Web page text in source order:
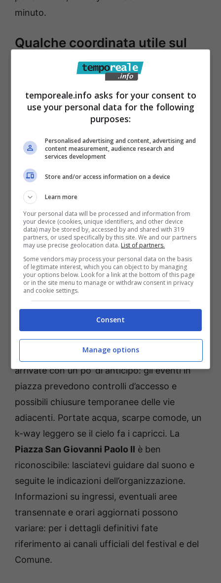
minuto.
Qualche coordinata utile sul
conosciamo dai tempi di Paola & Chiara, con
un gusto per i ritornelli che funzionano dal
canto, parlato, battute al volo con la folla; il
suo set di solito alterna energia e memoria.
Samurai Jay arriva con l’urgenza dei nuovi,
melodie dirette e un approccio che parla alle
generazioni connesse. Tre registri che, messi
in fila, raccontano bene l’idea del festival: un
tour estivoche unisce epoche e linguaggi
senza farne una gara.
Come seguire la diretta e
vivere la piazza
Se siete lontani, ladirettaparte alle 21.00 su
(canale66). Se siete in zona,
arrivate con un po’ di anticipo: gli eventi in
piazza prevedono controlli d’accesso e
possibili chiusure temporanee delle vie
adiacenti. Portate acqua, scarpe comode, un
k-way leggero se il cielo fa i capricci. La
Piazza San Giovanni Paolo II è ben
riconoscibile: lasciatevi guidare dal suono e
seguite le indicazioni dell’organizzazione.
Informazioni su ingressi, eventuali aree
transennate e orari aggiornati possono
variare: per i dettagli definitivi fate
riferimento ai canali ufficiali del festival e del
Comune.
temporeale.info asks for your consent to
use your personal data for the following
purposes:
Personalised advertising and content, advertising and
content measurement, audience research and
services development
Store and/or access information on a device
Learn more
Your personal data will be processed and information from
your device (cookies, unique identifiers, and other device
data) may be stored by, accessed by and shared with 319
partners, or used specifically by this site. We and our partners
may use precise geolocation data. List of partners.
Some vendors may process your personal data on the basis
of legitimate interest, which you can object to by managing
your options below. Look for a link at the bottom of this page
or in the site menu to manage or withdraw consent in privacy
and cookie settings.
Consent
Manage options